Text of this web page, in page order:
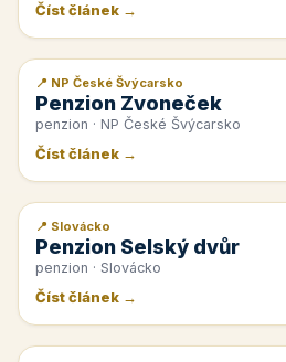
Číst článek →
📰 PR článek
📍 NP České Švýcarsko
Penzion Zvoneček
penzion · NP České Švýcarsko
Číst článek →
📰 PR článek
📍 Slovácko
Penzion Selský dvůr
penzion · Slovácko
Číst článek →